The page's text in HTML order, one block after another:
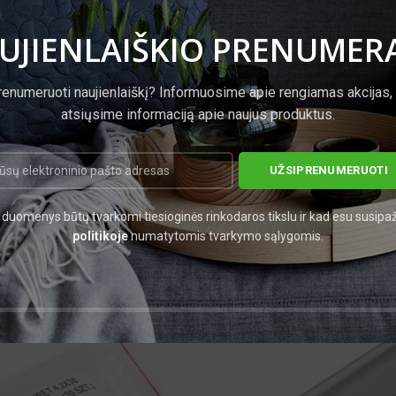
naujienlaiškį? Informuosime apie rengiamas
atsiųsime informaciją apie naujus produktus.
būtų tvarkomi tiesioginės rinkodaros tikslu ir kad esu
politikojenumatytomis tvarkymo sąlygomis.